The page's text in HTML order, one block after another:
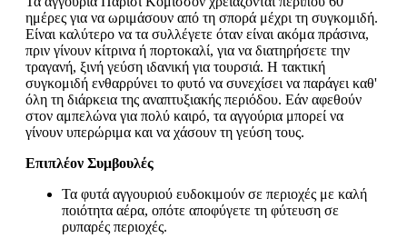
ημέρες για να ωριμάσουν από τη σπορά μέχρι τη συγκομιδή.
Είναι καλύτερο να τα συλλέγετε όταν είναι ακόμα πράσινα,
πριν γίνουν κίτρινα ή πορτοκαλί, για να διατηρήσετε την
τραγανή, ξινή γεύση ιδανική για τουρσιά. Η τακτική
συγκομιδή ενθαρρύνει το φυτό να συνεχίσει να παράγει καθ'
όλη τη διάρκεια της αναπτυξιακής περιόδου. Εάν αφεθούν
στον αμπελώνα για πολύ καιρό, τα αγγούρια μπορεί να
γίνουν υπερώριμα και να χάσουν τη γεύση τους.
Επιπλέον Συμβουλές
Τα φυτά αγγουριού ευδοκιμούν σε περιοχές με καλή
ποιότητα αέρα, οπότε αποφύγετε τη φύτευση σε
ρυπαρές περιοχές.